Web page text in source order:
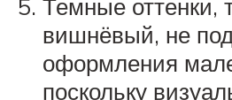
Темные оттенки,
вишнёвый, не
оформления
поскольку